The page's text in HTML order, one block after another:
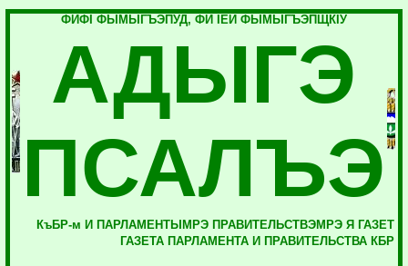
ФИФI ФЫМЫГЪЭПУД, ФИ IЕЙ ФЫМЫГЪЭПЩКIУ
АДЫГЭ
ПСАЛЪЭ
КъБР-м И ПАРЛАМЕНТЫМРЭ ПРАВИТЕЛЬСТВЭМРЭ Я ГАЗЕТ
ГАЗЕТА ПАРЛАМЕНТА И ПРАВИТЕЛЬСТВА КБР